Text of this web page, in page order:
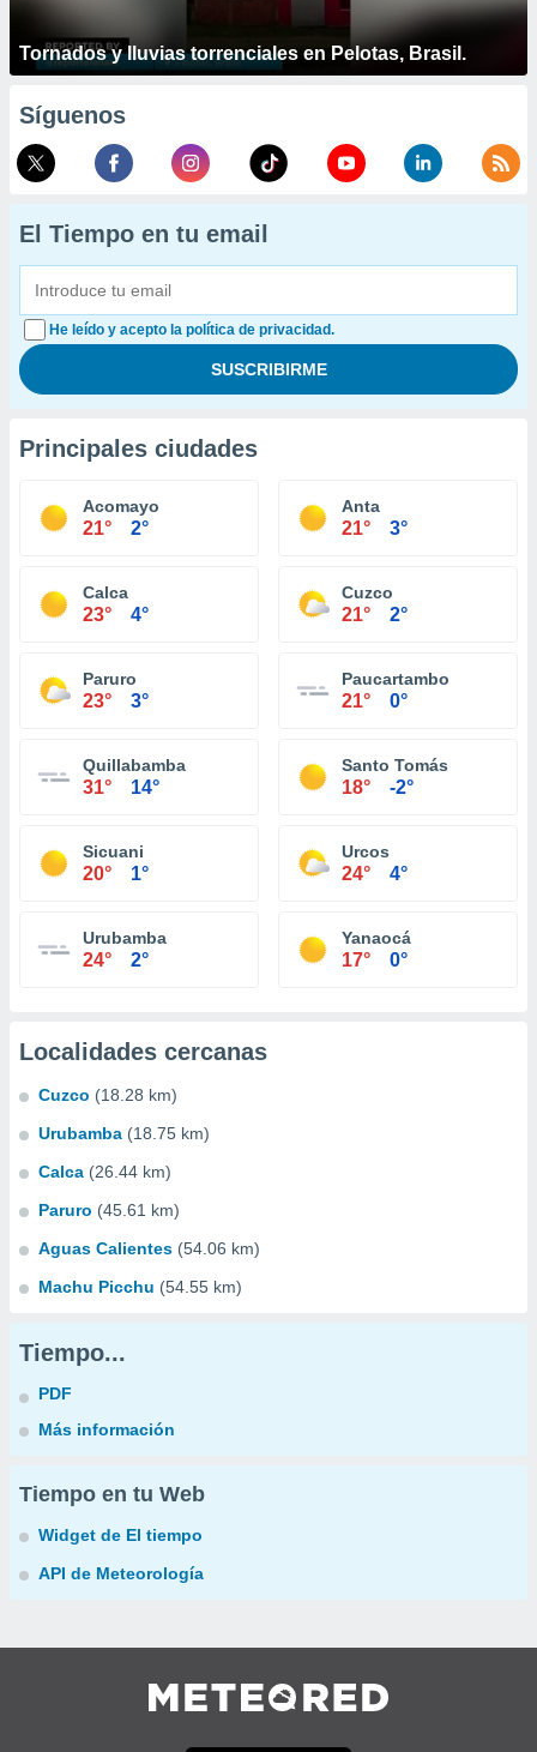
Tornados y lluvias torrenciales en Pelotas, Brasil.
Síguenos
El Tiempo en tu email
He leído y acepto la política de privacidad.
Principales ciudades
Acomayo
21° 2°
Anta
21° 3°
Calca
23° 4°
Cuzco
21° 2°
Paruro
23° 3°
Paucartambo
21° 0°
Quillabamba
31° 14°
Santo Tomás
18° -2°
Sicuani
20° 1°
Urcos
24° 4°
Urubamba
24° 2°
Yanaocá
17° 0°
Localidades cercanas
Cuzco (18.28 km)
Urubamba (18.75 km)
Calca (26.44 km)
Paruro (45.61 km)
Aguas Calientes (54.06 km)
Machu Picchu (54.55 km)
Tiempo...
PDF
Más información
Tiempo en tu Web
Widget de El tiempo
API de Meteorología